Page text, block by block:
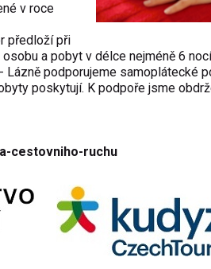
v roce
předloží při
a pobyt v délce nejméně 6
Lázně podporujeme samoplátecké
poskytují. K podpoře jsme
cestovniho-ruchu